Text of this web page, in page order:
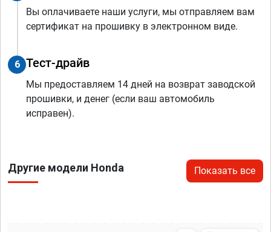
Вы оплачиваете наши услуги, мы отправляем вам
сертификат на прошивку в электронном виде.
6 Тест-драйв
Мы предоставляем 14 дней на возврат заводской
прошивки, и денег (если ваш автомобиль
исправен).
Другие модели Honda Показать все